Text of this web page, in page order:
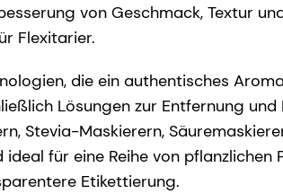
von Geschmack, Textur
Flexitarier.
die ein authentisches
Lösungen zur Entfernung und
Stevia-Maskierern,
für eine Reihe von pflanzlichen
Etikettierung.